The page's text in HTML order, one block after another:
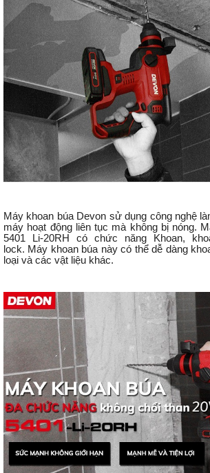
Máy khoan búa Devon sử dụng công nghệ
máy hoạt động liên tục mà không bị nóng.
5401 Li-20RH có chức năng Khoan,
lock. Máy khoan búa này có thể dễ dàng
loại và các vật liệu khác.